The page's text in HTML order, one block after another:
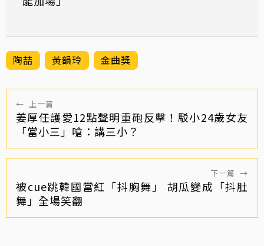
陶喆 黃韻玲 金曲獎
← 上一篇
姜厚任護愛12點聲明重砲反擊！駁小24歲女友
「當小三」嗆：講三小？
下一篇 →
被cue跳韓國當紅「抖胸舞」 胡瓜變成「抖肚
舞」全場笑翻